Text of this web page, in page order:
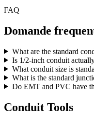
FAQ
Domande
What are the standard
Is 1/2-inch conduit
What conduit size is
What is the standard
Do EMT and PVC have
Conduit Tools